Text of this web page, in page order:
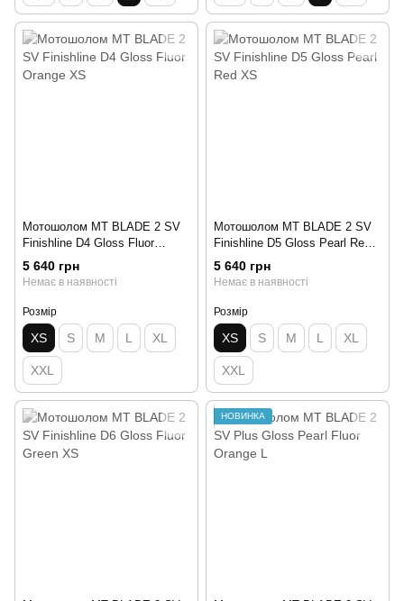
Мотошолом MT BLADE 2 SV
Finishline D4 Gloss Fluor
Orange XS
5 640 грн
Немає в наявності
Розмір
XS S M L XL
XXL
Мотошолом MT BLADE 2 SV
Finishline D5 Gloss Pearl Red
XS
5 640 грн
Немає в наявності
Розмір
XS S M L XL
XXL
НОВИНКА